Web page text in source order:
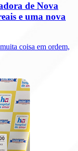
de Nova
e uma nova
coisa em ordem,